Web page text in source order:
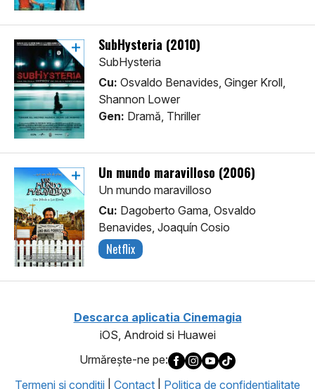
SubHysteria (2010)
SubHysteria
Cu: Osvaldo Benavides, Ginger Kroll,
Shannon Lower
Gen: Dramă, Thriller
Un mundo maravilloso (2006)
Un mundo maravilloso
Cu: Dagoberto Gama, Osvaldo
Benavides, Joaquín Cosio
Netflix
Descarca aplicatia Cinemagia
iOS, Android si Huawei
Urmăreşte-ne pe:
Termeni şi condiţii
Contact Politica de confidentialitate